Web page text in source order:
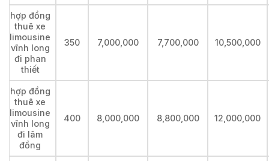
hợp đồng
thuê xe
limousine
vĩnh long
đi phan
thiết
350 7,000,000 7,700,000 10,500,000
hợp đồng
thuê xe
limousine
vĩnh long
đi lâm
đồng
400 8,000,000 8,800,000 12,000,000